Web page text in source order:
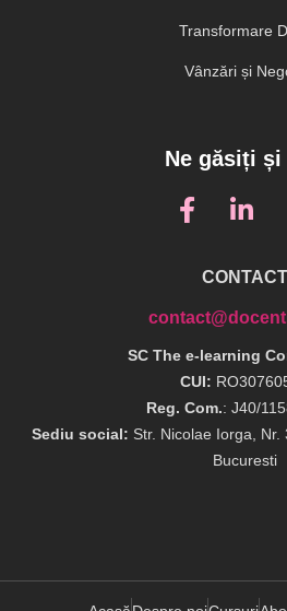
Transformare
Vânzări și
Ne găsiți și
CONTACT
SC The e-learning
CUI:
Reg. Com.: J40/
Sediu social: Str. Nicolae Iorga, Nr.
Bucuresti